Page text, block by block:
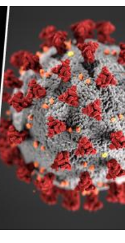
u posjedu dramatične
CRNA KRONIKA
vandalizma
VIJESTI
uloga HVO-a i Hrvata iz BiH u